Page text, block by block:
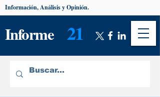
Informe 21
Información, Análisis y Opinión.